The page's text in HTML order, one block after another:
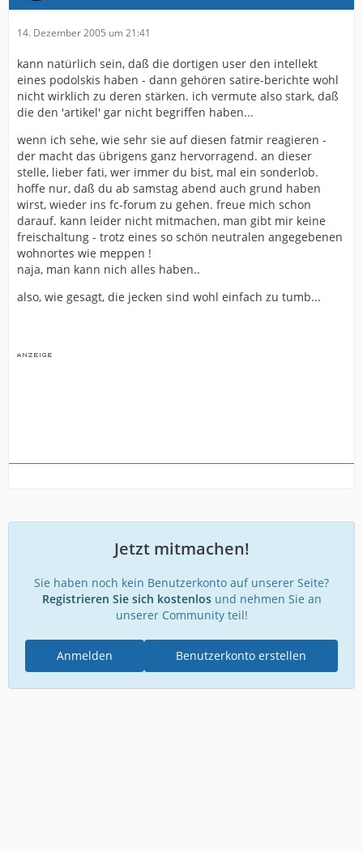
14. Dezember 2005 um 21:41
kann natürlich sein, daß die dortigen user den intellekt
eines podolskis haben - dann gehören satire-berichte wohl
nicht wirklich zu deren stärken. ich vermute also stark, daß
die den 'artikel' gar nicht begriffen haben...
wenn ich sehe, wie sehr sie auf diesen fatmir reagieren -
der macht das übrigens ganz hervorragend. an dieser
stelle, lieber fati, wer immer du bist, mal ein sonderlob.
hoffe nur, daß du ab samstag abend auch grund haben
wirst, wieder ins fc-forum zu gehen. freue mich schon
darauf. kann leider nicht mitmachen, man gibt mir keine
freischaltung - trotz eines so schön neutralen angegebenen
wohnortes wie meppen !
naja, man kann nich alles haben..
also, wie gesagt, die jecken sind wohl einfach zu tumb...
Jetzt mitmachen!
Sie haben noch kein Benutzerkonto auf unserer Seite?
Registrieren Sie sich kostenlosund nehmen Sie an
unserer Community teil!
Benutzerkonto erstellen
Anmelden